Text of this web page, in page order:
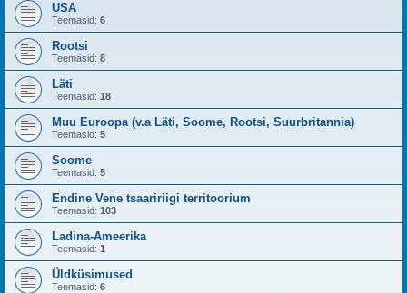
USA
Teemasid: 6
Rootsi
Teemasid: 8
Läti
Teemasid: 18
Muu Euroopa (v.a Läti, Soome, Rootsi, Suurbritannia)
Teemasid: 5
Soome
Teemasid: 5
Endine Vene tsaaririigi territoorium
Teemasid: 103
Ladina-Ameerika
Teemasid: 1
Üldküsimused
Teemasid: 6